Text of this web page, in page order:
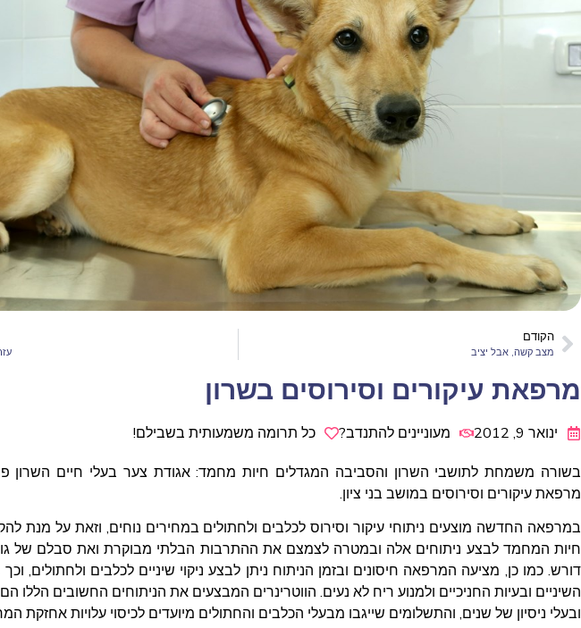
הקודם
מצב קשה, אבל יציב
מרפאת עיקורים וסירוסים בשרון
ינואר 9, 2012 מעוניינים להתנדב?
כל תרומה משמעותית בשבילם!
בשורה משמחת לתושבי השרון והסביבה המגדלים חיות מחמד: אגודת צער בעלי חיים השרון
מרפאת עיקורים וסירוסים במושב בני ציון.
במרפאה החדשה מוצעים ניתוחי עיקור וסירוס לכלבים ולחתולים במחירים נוחים, וזאת על מנת
חיות המחמד לבצע ניתוחים אלה ובמטרה לצמצם את ההתרבות הבלתי מבוקרת ואת סבלם של
דורש. כמו כן, מציעה המרפאה חיסונים ובזמן הניתוח ניתן לבצע ניקוי שיניים לכלבים ולחתולים,
השיניים ובעיות החניכיים ולמנוע ריח לא נעים. הווטרינרים המבצעים את הניתוחים החשובים הללו
ובעלי ניסיון של שנים, והתשלומים שייגבו מבעלי הכלבים והחתולים מיועדים לכיסוי עלויות אחזקת